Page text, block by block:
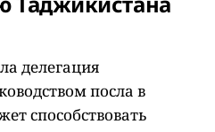
делегация
посла в
способствовать